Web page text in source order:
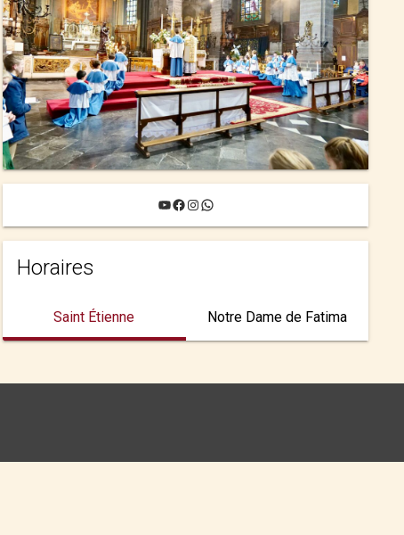
YouTube
Facebook
Instagram
WhatsApp
Horaires
Saint Étienne Notre Dame de Fatima